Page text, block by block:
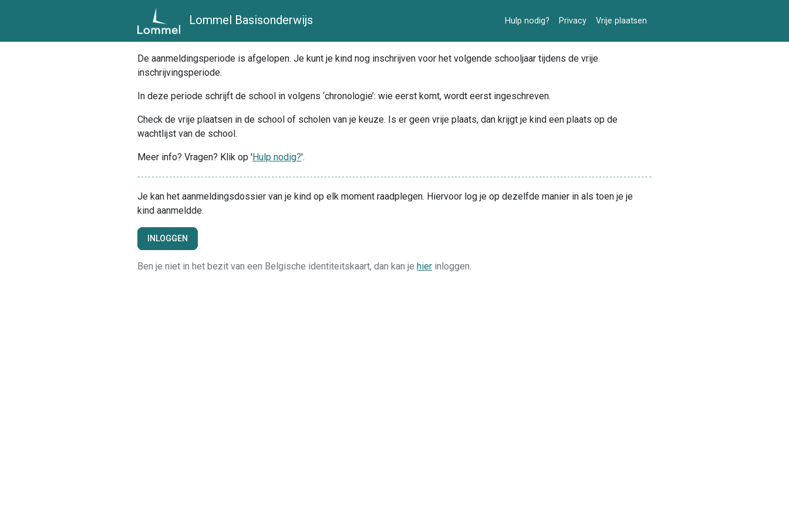
Lommel Basisonderwijs Hulp nodig? Privacy Vrije plaatsen
De aanmeldingsperiode is afgelopen. Je kunt je kind nog inschrijven voor het volgende schooljaar tijdens de vrije
inschrijvingsperiode.
In deze periode schrijft de school in volgens ‘chronologie’: wie eerst komt, wordt eerst ingeschreven.
Check de vrije plaatsen in de school of scholen van je keuze. Is er geen vrije plaats, dan krijgt je kind een plaats op de
wachtlijst van de school.
Meer info? Vragen? Klik op 'Hulp nodig?'.
Je kan het aanmeldingsdossier van je kind op elk moment raadplegen. Hiervoor log je op dezelfde manier in als toen je je
kind aanmeldde.
INLOGGEN
Ben je niet in het bezit van een Belgische identiteitskaart, dan kan je hier inloggen.